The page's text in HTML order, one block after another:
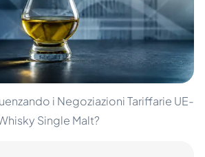
i Negoziazioni Tariffarie UE-
Single Malt?